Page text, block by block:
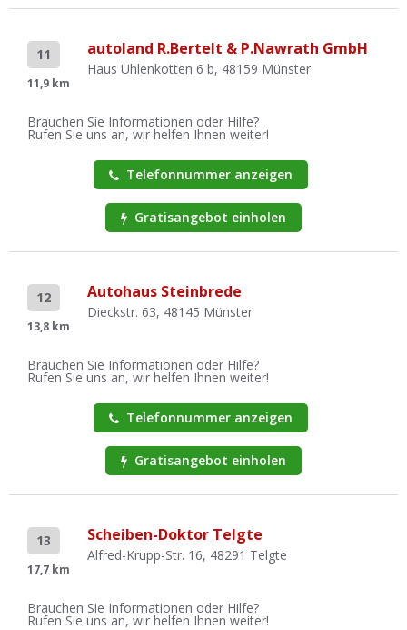
11
11,9 km
autoland R.Bertelt & P.Nawrath GmbH
Haus Uhlenkotten 6 b, 48159 Münster
Brauchen Sie Informationen oder Hilfe?
Rufen Sie uns an, wir helfen Ihnen weiter!
Telefonnummer anzeigen
Gratisangebot einholen
12
13,8 km
Autohaus Steinbrede
Dieckstr. 63, 48145 Münster
Brauchen Sie Informationen oder Hilfe?
Rufen Sie uns an, wir helfen Ihnen weiter!
Telefonnummer anzeigen
Gratisangebot einholen
13
17,7 km
Scheiben-Doktor Telgte
Alfred-Krupp-Str. 16, 48291 Telgte
Brauchen Sie Informationen oder Hilfe?
Rufen Sie uns an, wir helfen Ihnen weiter!